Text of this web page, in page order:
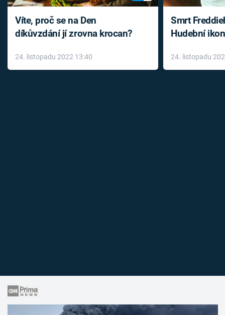
Víte, proč se na Den
díkůvzdání jí zrovna krocan?
24. listopadu 2022 13:40
Smrt
Hudební
léky
24. listopadu